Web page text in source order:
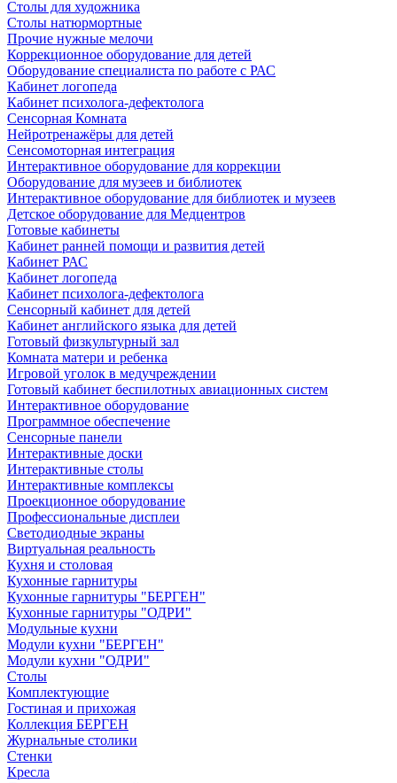
Столы для художника
Столы натюрмортные
Прочие нужные мелочи
Коррекционное оборудование для детей
Оборудование специалиста по работе с РАС
Кабинет логопеда
Кабинет психолога-дефектолога
Сенсорная Комната
Нейротренажёры для детей
Сенсомоторная интеграция
Интерактивное оборудование для коррекции
Оборудование для музеев и библиотек
Интерактивное оборудование для библиотек и музеев
Детское оборудование для Медцентров
Готовые кабинеты
Кабинет ранней помощи и развития детей
Кабинет РАС
Кабинет логопеда
Кабинет психолога-дефектолога
Сенсорный кабинет для детей
Кабинет английского языка для детей
Готовый физкультурный зал
Комната матери и ребенка
Игровой уголок в медучреждении
Готовый кабинет беспилотных авиационных систем
Интерактивное оборудование
Программное обеспечение
Сенсорные панели
Интерактивные доски
Интерактивные столы
Интерактивные комплексы
Проекционное оборудование
Профессиональные дисплеи
Светодиодные экраны
Виртуальная реальность
Кухня и столовая
Кухонные гарнитуры
Кухонные гарнитуры "БЕРГЕН"
Кухонные гарнитуры "ОДРИ"
Модульные кухни
Модули кухни "БЕРГЕН"
Модули кухни "ОДРИ"
Столы
Комплектующие
Гостиная и прихожая
Коллекция БЕРГЕН
Журнальные столики
Стенки
Кресла